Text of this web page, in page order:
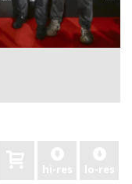
hi-res lo-res